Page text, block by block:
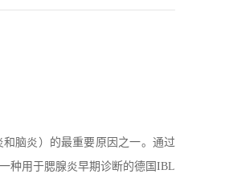
脑炎）的最重要原因之一。通过
种用于腮腺炎早期诊断的德国IBL